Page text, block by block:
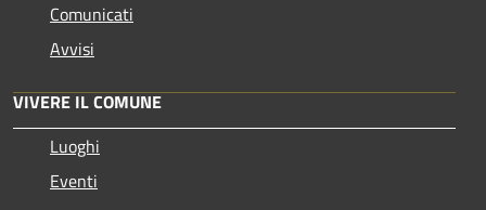
Comunicati
Avvisi
VIVERE IL COMUNE
Luoghi
Eventi